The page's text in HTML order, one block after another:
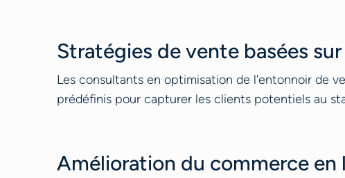
Stratégies de vente basées
Les consultants en optimisation de l'entonnoir de
prédéfinis pour capturer les clients potentiels au
Amélioration du commerce en